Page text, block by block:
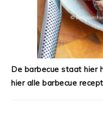
De barbecue staat hier
hier alle barbecue